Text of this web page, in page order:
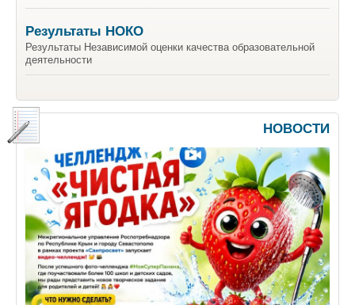
Результаты НОКО
Результаты Независимой оценки качества образовательной
деятельности
НОВОСТИ